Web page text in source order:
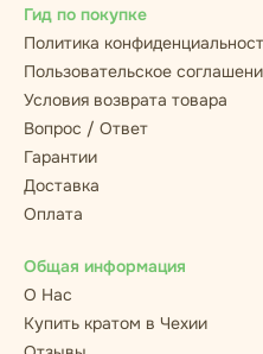
Гид по покупке
Политика
Пользовательское
Условия возврата товара
Вопрос / Ответ
Гарантии
Доставка
Оплата
Общая информация
О Нас
Купить кратом в Чехии